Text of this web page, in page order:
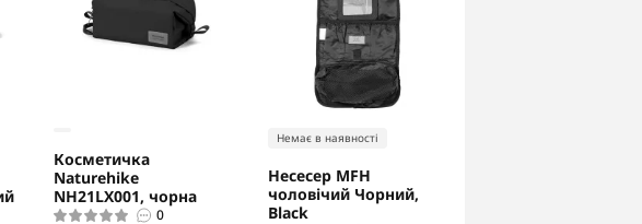
Косметичка
Naturehike
NH21LX001, чорна
0
Немає в наявності
Несесер MFH
чоловічий Чорний,
Black